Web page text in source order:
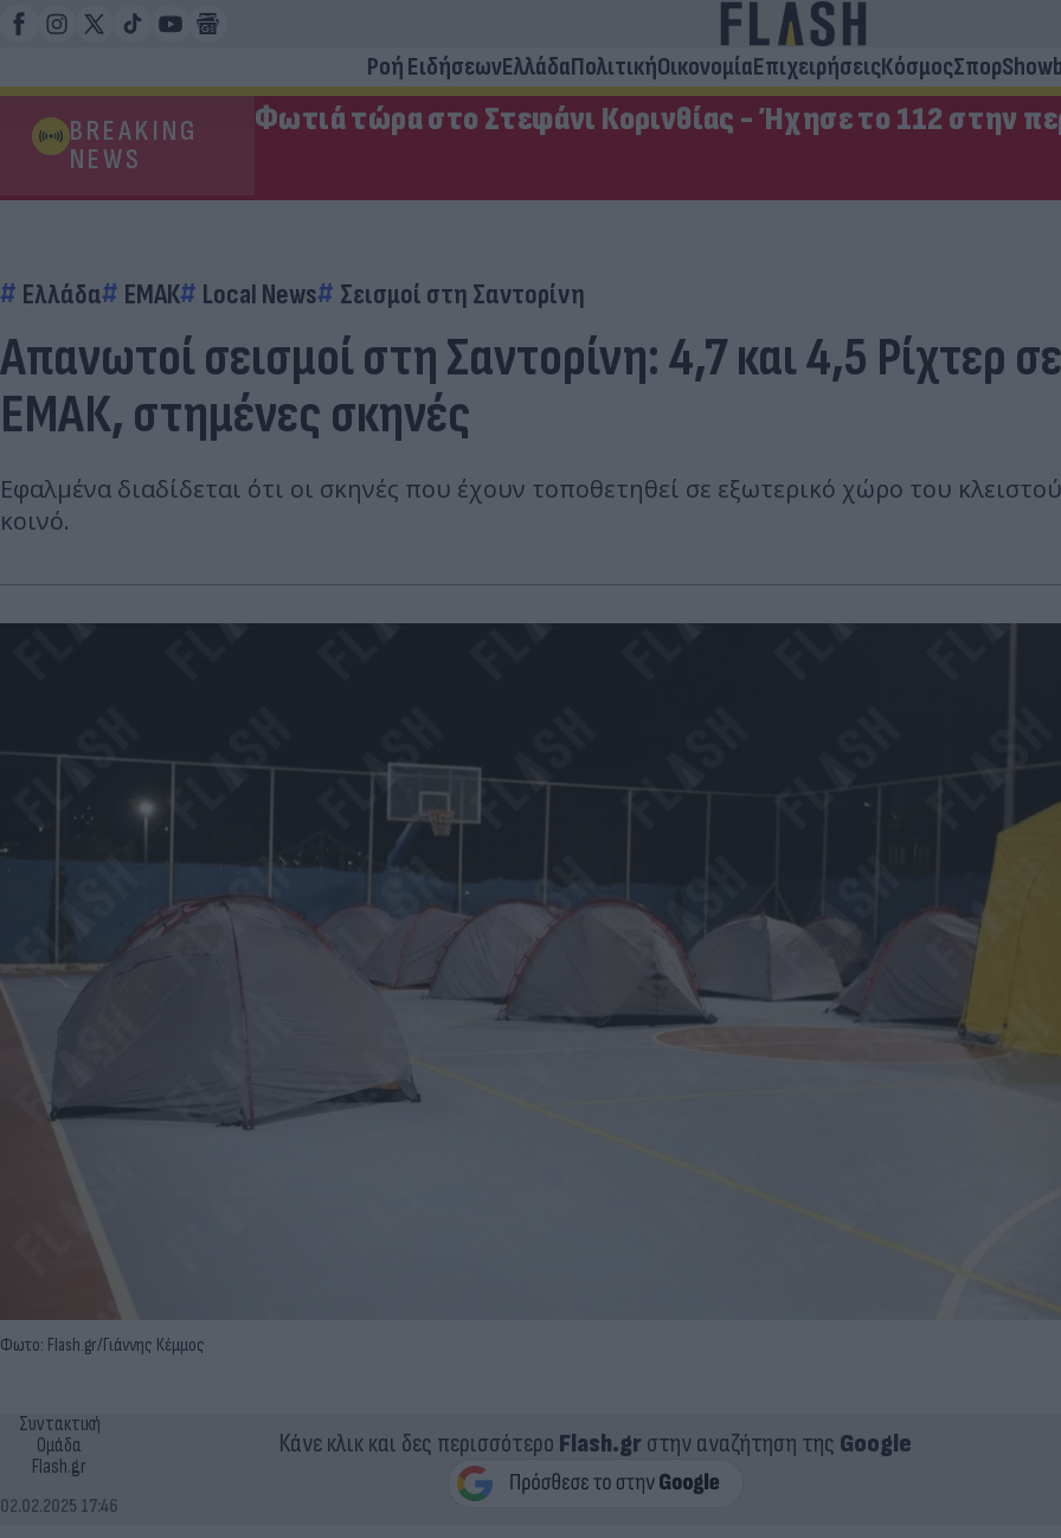
Ροή ΕιδήσεωνΕλλάδαΠολιτικήΟικονομίαΕπιχειρήσειςΚόσμοςΣπορ
BREAKING
NEWS
Φωτιά τώρα στο Στεφάνι Κορινθίας - Ήχησε το 112 στην
Ελλάδα ΕΜΑΚ Local News Σεισμοί στη Σαντορίνη
Απανωτοί σεισμοί στη Σαντορίνη: 4,7 και 4,5 Ρίχτερ
ΕΜΑΚ, στημένες σκηνές
Εφαλμένα διαδίδεται ότι οι σκηνές που έχουν τοποθετηθεί σε εξωτερικό χώρο του
κοινό.
Φωτο: Flash.gr/Γιάννης Κέμμος
Συντακτική
Ομάδα
Flash.gr
02.02.2025 17:46
Κάνε κλικ και δες περισσότερο Flash.grστην αναζήτηση της Google